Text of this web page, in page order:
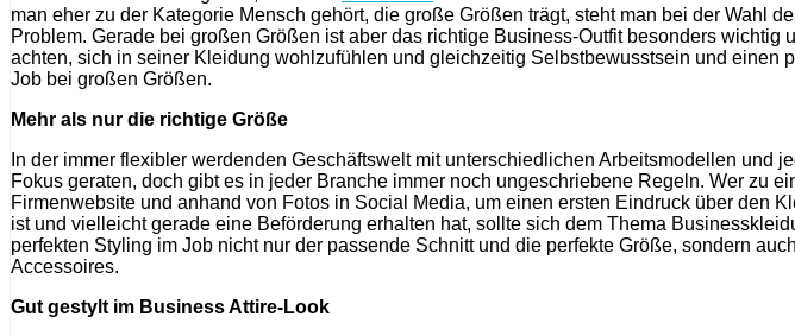
man eher zu der Kategorie Mensch gehört, die große Größen trägt, steht man bei der Wahl
Problem. Gerade bei großen Größen ist aber das richtige Business-Outfit besonders
achten, sich in seiner Kleidung wohlzufühlen und gleichzeitig Selbstbewusstsein und
Job bei großen Größen.
Mehr als nur die richtige Größe
In der immer flexibler werdenden Geschäftswelt mit unterschiedlichen Arbeitsmodellen
Fokus geraten, doch gibt es in jeder Branche immer noch ungeschriebene Regeln. Wer zu
Firmenwebsite und anhand von Fotos in Social Media, um einen ersten Eindruck über den
ist und vielleicht gerade eine Beförderung erhalten hat, sollte sich dem Thema
perfekten Styling im Job nicht nur der passende Schnitt und die perfekte Größe, sondern
Accessoires.
Gut gestylt im Business Attire-Look